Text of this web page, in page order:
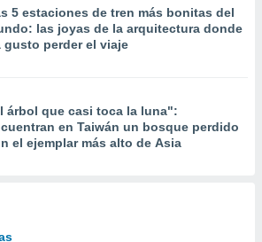
5 estaciones de tren más bonitas del
las joyas de la arquitectura donde
gusto perder el viaje
árbol que casi toca la luna":
en Taiwán un bosque perdido
el ejemplar más alto de Asia